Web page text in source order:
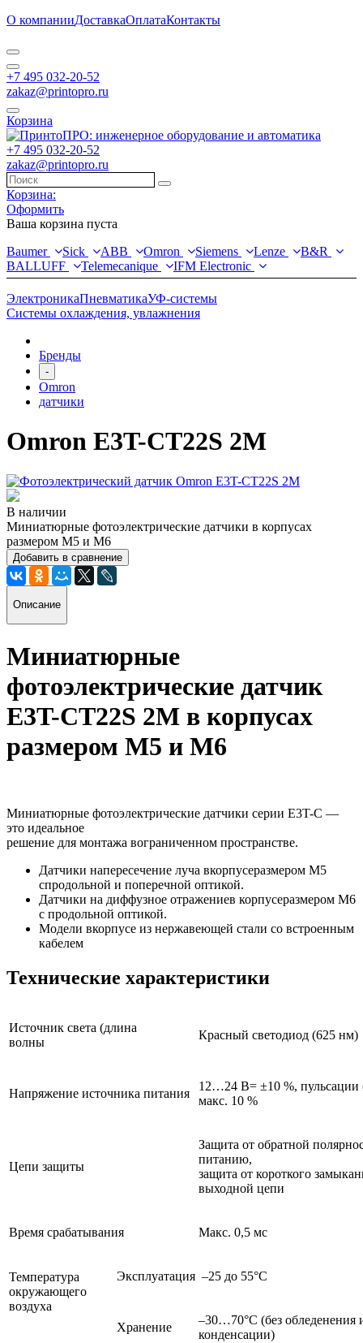
О компанииДоставкаОплатаКонтакты
+7 495 032-20-52
zakaz@printopro.ru
Корзина
+7 495 032-20-52
zakaz@printopro.ru
Корзина:
Оформить
Ваша корзина пуста
Baumer
Sick ABB Omron Siemens Lenze
B&R
BALLUFF
Telemecanique IFM Electronic
ЭлектроникаПневматикаУФ-системы
Системы охлаждения, увлажнения
Бренды
-
Omron
датчики
Omron E3T-CT22S 2M
В наличии
Миниатюрные фотоэлектрические датчики в корпусах
размером M5 и M6
Добавить в сравнение
Описание
Миниатюрные
фотоэлектрические датчик
E3T-CT22S 2M в корпусах
размером M5 и M6
Миниатюрные фотоэлектрические датчики серии E3T-C —
это идеальное
решение для монтажа вограниченном пространстве.
Датчики напересечение луча вкорпусеразмером M5
спродольной и поперечной оптикой.
Датчики на диффузное отражениев корпусеразмером M6
с продольной оптикой.
Модели вкорпусе из нержавеющей стали со встроенным
кабелем
Технические характеристики
Источник света (длина
волны
Красный светодиод (625 нм)
Напряжение источника питания
12…24 В= ±10 %, пульсации
макс. 10 %
Цепи защиты
Защита от обратной
питанию,
защита от короткого
выходной цепи
Время срабатывания Макс. 0,5 мс
Температура
окружающего
воздуха
Эксплуатация –25 до 55°C
Хранение
–30…70°C (без обледенения
конденсации)